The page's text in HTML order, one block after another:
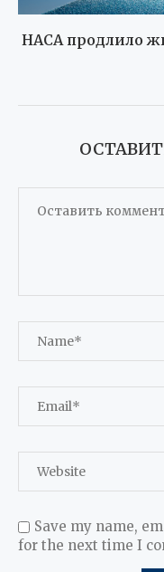
НАСА продлило
Save my name,
for the next time I